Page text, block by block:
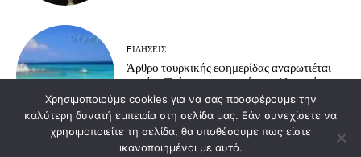
EΙΔΗΣΕΙΣ
Άρθρο τουρκικής εφημερίδας αναρωτιέται
γιατί οι Τούρκοι προτιμούν τα ελληνικά
νησιά για διακοπές
Load more
Χρησιμοποιούμε cookies για να σας προσφέρουμε την
καλύτερη δυνατή εμπειρία στη σελίδα μας. Εάν συνεχίσετε να
χρησιμοποιείτε τη σελίδα, θα υποθέσουμε πως είστε
ικανοποιημένοι με αυτό.